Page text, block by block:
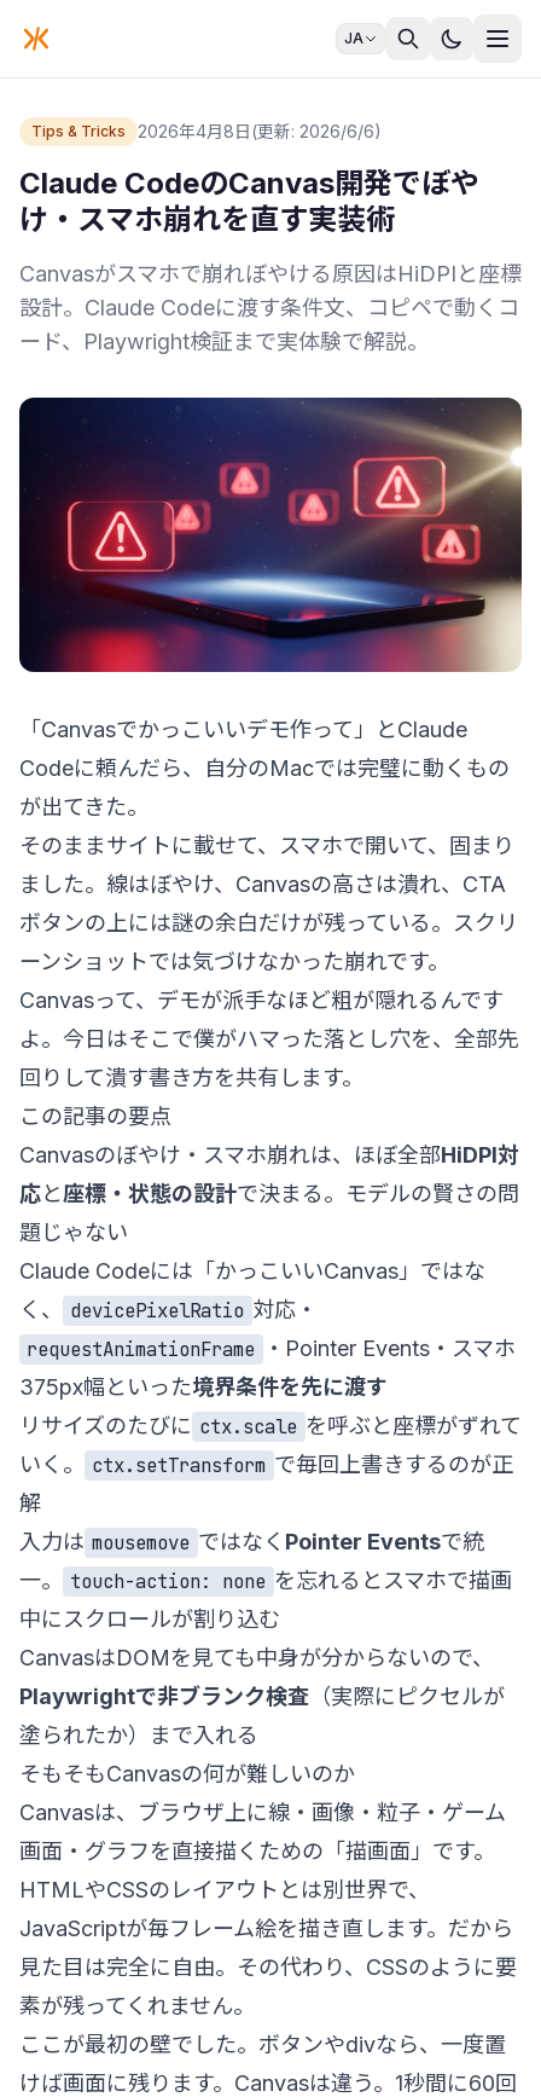
JA
Tips & Tricks 2026年4月8日(更新: 2026/6/6)
Claude CodeのCanvas開発でぼや
け・スマホ崩れを直す実装術
Canvasがスマホで崩れぼやける原因はHiDPIと座標
設計。Claude Codeに渡す条件文、コピペで動くコ
ード、Playwright検証まで実体験で解説。
「Canvasでかっこいいデモ作って」とClaude
Codeに頼んだら、自分のMacでは完璧に動くもの
が出てきた。
そのままサイトに載せて、スマホで開いて、固まり
ました。線はぼやけ、Canvasの高さは潰れ、CTA
ボタンの上には謎の余白だけが残っている。スクリ
ーンショットでは気づけなかった崩れです。
Canvasって、デモが派手なほど粗が隠れるんです
よ。今日はそこで僕がハマった落とし穴を、全部先
回りして潰す書き方を共有します。
この記事の要点
Canvasのぼやけ・スマホ崩れは、ほぼ全部HiDPI対
応と座標・状態の設計で決まる。モデルの賢さの問
題じゃない
Claude Codeには「かっこいいCanvas」ではな
く、
devicePixelRatio 対応・
requestAnimationFrame
・Pointer Events・スマホ
375px幅といった境界条件を先に渡す
リサイズのたびに ctx.scale を呼ぶと座標がずれて
いく。
ctx.setTransform で毎回上書きするのが正
解
入力は mousemove ではなく Pointer Eventsで統
一。
touch-action: none を忘れるとスマホで描画
中にスクロールが割り込む
CanvasはDOMを見ても中身が分からないので、
Playwrightで非ブランク検査 （実際にピクセルが
塗られたか）まで入れる
そもそもCanvasの何が難しいのか
Canvasは、ブラウザ上に線・画像・粒子・ゲーム
画面・グラフを直接描くための「描画面」です。
HTMLやCSSのレイアウトとは別世界で、
JavaScriptが毎フレーム絵を描き直します。だから
見た目は完全に自由。その代わり、CSSのように要
素が残ってくれません。
ここが最初の壁でした。ボタンやdivなら、一度置
けば画面に残ります。Canvasは違う。1秒間に60回